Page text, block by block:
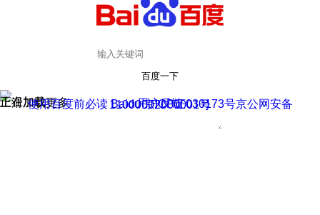
百度一下
正在加载
上滑加载更多 用户反馈
使用百度前必读 Baidu 京ICP证030173号
京公网安备11000002000001号